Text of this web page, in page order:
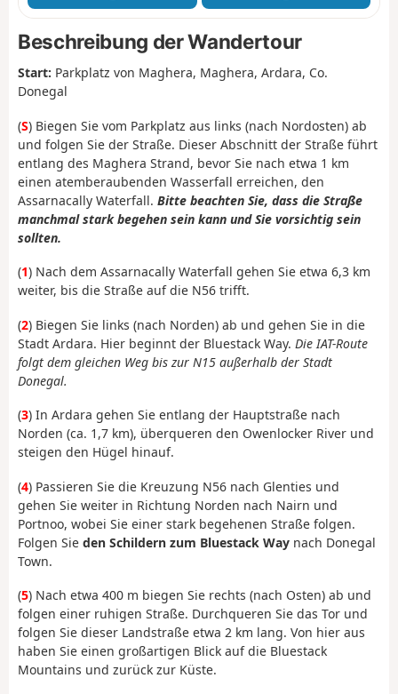
Beschreibung der Wandertour
Start: Parkplatz von Maghera, Maghera, Ardara, Co.
Donegal
(S) Biegen Sie vom Parkplatz aus links (nach Nordosten) ab
und folgen Sie der Straße. Dieser Abschnitt der Straße führt
entlang des Maghera Strand, bevor Sie nach etwa 1 km
einen atemberaubenden Wasserfall erreichen, den
Assarnacally Waterfall. Bitte beachten Sie, dass die Straße
manchmal stark begehen sein kann und Sie vorsichtig sein
sollten.
(1) Nach dem Assarnacally Waterfall gehen Sie etwa 6,3 km
weiter, bis die Straße auf die N56 trifft.
(2) Biegen Sie links (nach Norden) ab und gehen Sie in die
Stadt Ardara. Hier beginnt der Bluestack Way. Die IAT-Route
folgt dem gleichen Weg bis zur N15 außerhalb der Stadt
Donegal.
(3) In Ardara gehen Sie entlang der Hauptstraße nach
Norden (ca. 1,7 km), überqueren den Owenlocker River und
steigen den Hügel hinauf.
(4) Passieren Sie die Kreuzung N56 nach Glenties und
gehen Sie weiter in Richtung Norden nach Nairn und
Portnoo, wobei Sie einer stark begehenen Straße folgen.
Folgen Sie den Schildern zum Bluestack Way nach Donegal
Town.
(5) Nach etwa 400 m biegen Sie rechts (nach Osten) ab und
folgen einer ruhigen Straße. Durchqueren Sie das Tor und
folgen Sie dieser Landstraße etwa 2 km lang. Von hier aus
haben Sie einen großartigen Blick auf die Bluestack
Mountains und zurück zur Küste.